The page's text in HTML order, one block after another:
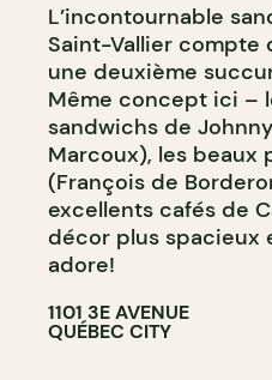
L’incontournable
Saint-Vallier compte
une deuxième
Même concept ici –
sandwichs de
Marcoux), les beaux
(François de
excellents cafés de
décor plus spacieux
adore!
1101 3E AVENUE
QUÉBEC CITY